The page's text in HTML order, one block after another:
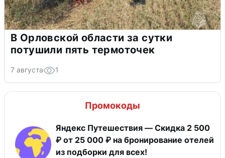
В Орловской области за сутки
потушили пять термоточек
7 августа 1
Промокоды
Яндекс Путешествия — Скидка 2 500
₽ от 25 000 ₽ на бронирование отелей
из подборки для всех!